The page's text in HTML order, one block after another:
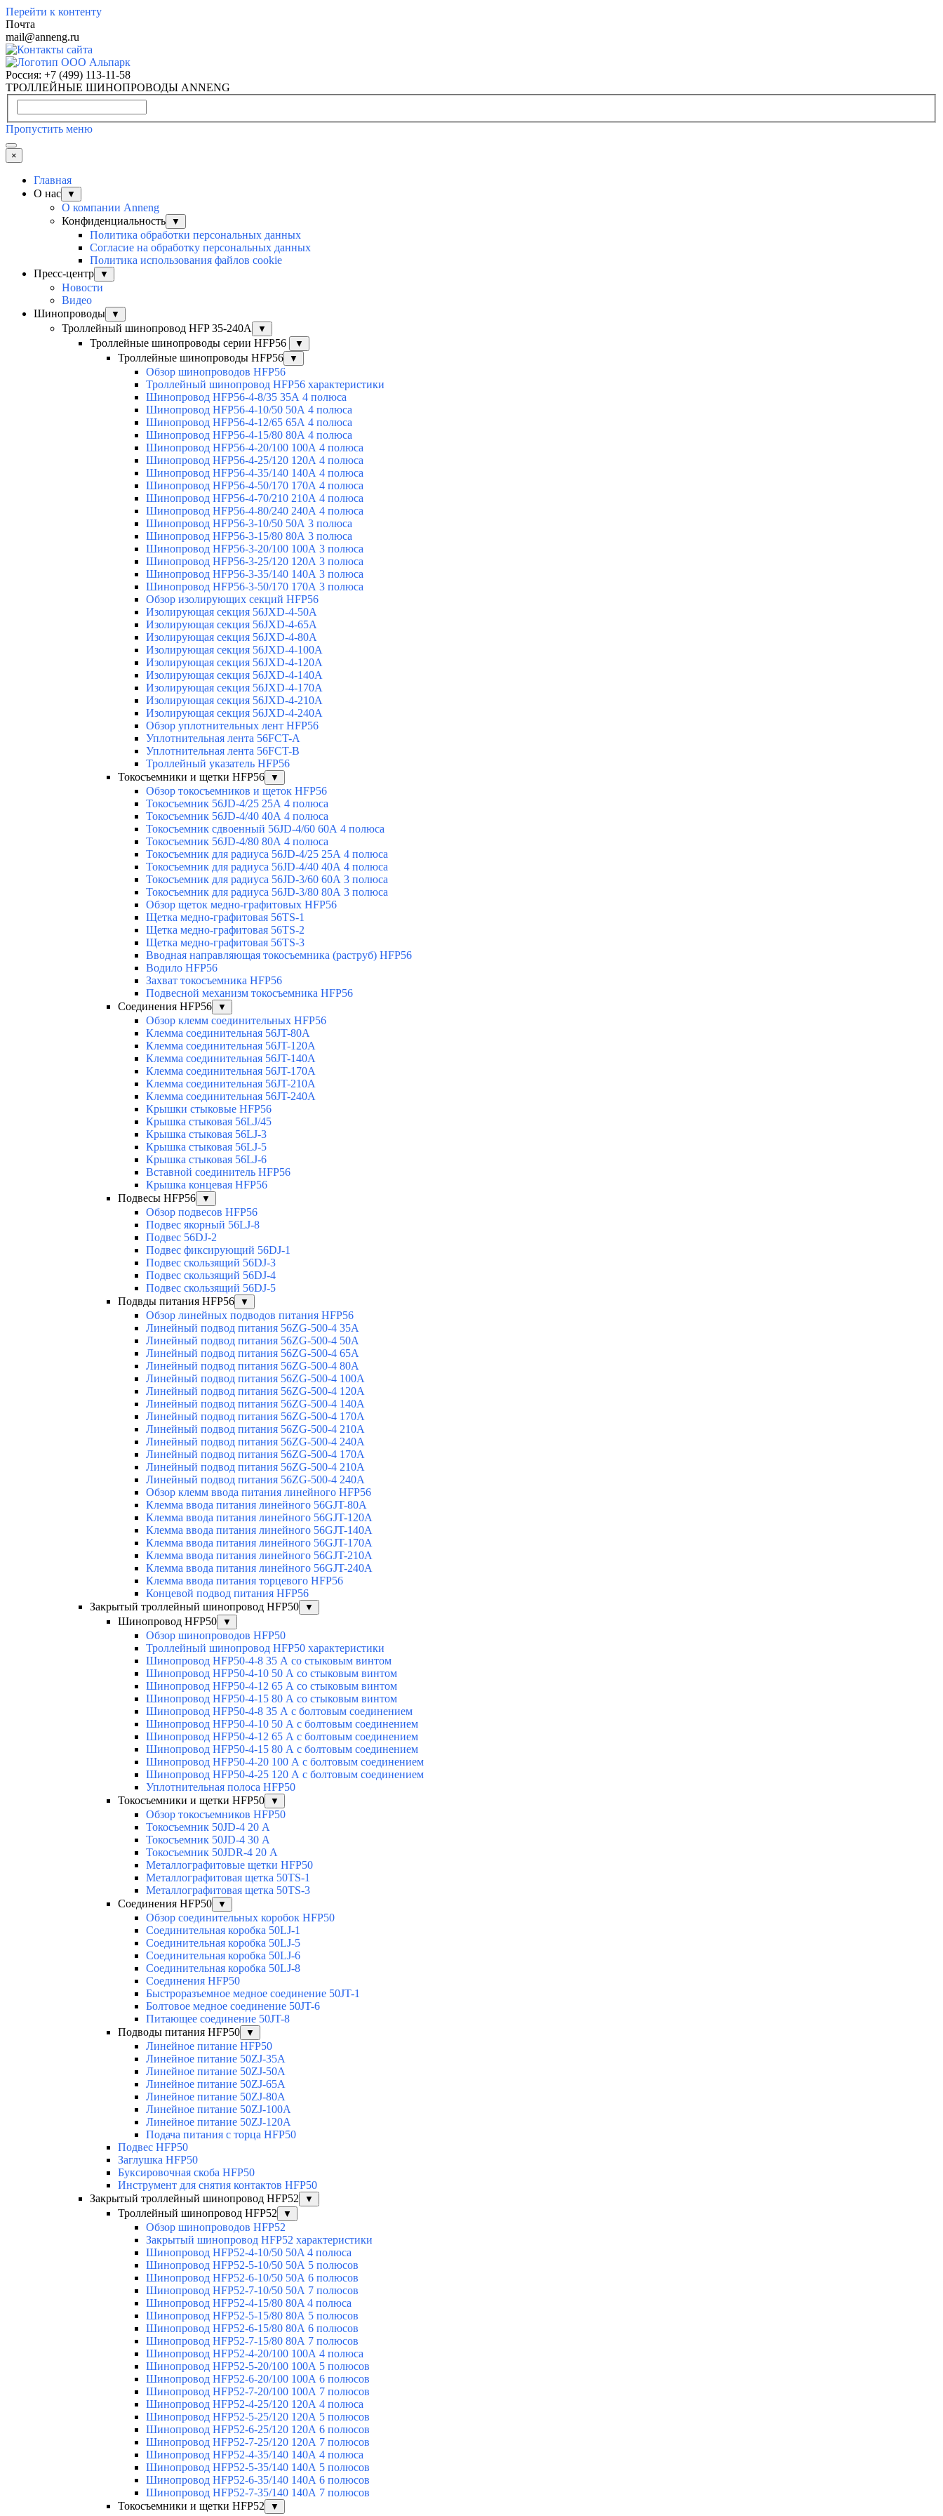
Перейти к контенту
Почта
mail@anneng.ru
Россия: +7 (499) 113-11-58
ТРОЛЛЕЙНЫЕ ШИНОПРОВОДЫ ANNENG
Пропустить меню
×
Главная
О нас
▼
О компании Anneng
Конфиденциальность
▼
Политика обработки персональных данных
Согласие на обработку персональных данных
Политика использования файлов cookie
Пресс-центр
▼
Новости
Видео
Шинопроводы
▼
Троллейный шинопровод HFP 35-240А ▼
Троллейные шинопроводы серии HFP56 ▼
Троллейные шинопроводы HFP56 ▼
Обзор шинопроводов HFP56
Троллейный шинопровод HFP56 характеристики
Шинопровод HFP56-4-8/35 35А 4 полюса
Шинопровод HFP56-4-10/50 50А 4 полюса
Шинопровод HFP56-4-12/65 65А 4 полюса
Шинопровод HFP56-4-15/80 80А 4 полюса
Шинопровод HFP56-4-20/100 100А 4 полюса
Шинопровод HFP56-4-25/120 120А 4 полюса
Шинопровод HFP56-4-35/140 140А 4 полюса
Шинопровод HFP56-4-50/170 170А 4 полюса
Шинопровод HFP56-4-70/210 210А 4 полюса
Шинопровод HFP56-4-80/240 240А 4 полюса
Шинопровод HFP56-3-10/50 50А 3 полюса
Шинопровод HFP56-3-15/80 80А 3 полюса
Шинопровод HFP56-3-20/100 100А 3 полюса
Шинопровод HFP56-3-25/120 120А 3 полюса
Шинопровод HFP56-3-35/140 140А 3 полюса
Шинопровод HFP56-3-50/170 170А 3 полюса
Обзор изолирующих секций HFP56
Изолирующая секция 56JXD-4-50A
Изолирующая секция 56JXD-4-65A
Изолирующая секция 56JXD-4-80A
Изолирующая секция 56JXD-4-100A
Изолирующая секция 56JXD-4-120A
Изолирующая секция 56JXD-4-140A
Изолирующая секция 56JXD-4-170A
Изолирующая секция 56JXD-4-210A
Изолирующая секция 56JXD-4-240A
Обзор уплотнительных лент HFP56
Уплотнительная лента 56FCT-A
Уплотнительная лента 56FCT-B
Троллейный указатель HFP56
Токосъемники и щетки HFP56
▼
Обзор токосъемников и щеток HFP56
Токосъемник 56JD-4/25 25А 4 полюса
Токосъемник 56JD-4/40 40А 4 полюса
Токосъемник сдвоенный 56JD-4/60 60А 4 полюса
Токосъемник 56JD-4/80 80А 4 полюса
Токосъемник для радиуса 56JD-4/25 25А 4 полюса
Токосъемник для радиуса 56JD-4/40 40А 4 полюса
Токосъемник для радиуса 56JD-3/60 60А 3 полюса
Токосъемник для радиуса 56JD-3/80 80А 3 полюса
Обзор щеток медно-графитовых HFP56
Щетка медно-графитовая 56TS-1
Щетка медно-графитовая 56TS-2
Щетка медно-графитовая 56TS-3
Вводная направляющая токосъемника (раструб) HFP56
Водило HFP56
Захват токосъемника HFP56
Подвесной механизм токосъемника HFP56
Соединения HFP56
▼
Обзор клемм соединительных HFP56
Клемма соединительная 56JT-80A
Клемма соединительная 56JT-120A
Клемма соединительная 56JT-140A
Клемма соединительная 56JT-170A
Клемма соединительная 56JT-210A
Клемма соединительная 56JT-240A
Крышки стыковые HFP56
Крышка стыковая 56LJ/45
Крышка стыковая 56LJ-3
Крышка стыковая 56LJ-5
Крышка стыковая 56LJ-6
Вставной соединитель HFP56
Крышка концевая HFP56
Подвесы HFP56
▼
Обзор подвесов HFP56
Подвес якорный 56LJ-8
Подвес 56DJ-2
Подвес фиксирующий 56DJ-1
Подвес скользящий 56DJ-3
Подвес скользящий 56DJ-4
Подвес скользящий 56DJ-5
Подвды питания HFP56
▼
Обзор линейных подводов питания HFP56
Линейный подвод питания 56ZG-500-4 35A
Линейный подвод питания 56ZG-500-4 50A
Линейный подвод питания 56ZG-500-4 65A
Линейный подвод питания 56ZG-500-4 80A
Линейный подвод питания 56ZG-500-4 100A
Линейный подвод питания 56ZG-500-4 120A
Линейный подвод питания 56ZG-500-4 140A
Линейный подвод питания 56ZG-500-4 170A
Линейный подвод питания 56ZG-500-4 210A
Линейный подвод питания 56ZG-500-4 240A
Линейный подвод питания 56ZG-500-4 170A
Линейный подвод питания 56ZG-500-4 210A
Линейный подвод питания 56ZG-500-4 240A
Обзор клемм ввода питания линейного HFP56
Клемма ввода питания линейного 56GJT-80A
Клемма ввода питания линейного 56GJT-120A
Клемма ввода питания линейного 56GJT-140A
Клемма ввода питания линейного 56GJT-170A
Клемма ввода питания линейного 56GJT-210A
Клемма ввода питания линейного 56GJT-240A
Клемма ввода питания торцевого HFP56
Концевой подвод питания HFP56
Закрытый троллейный шинопровод HFP50
▼
Шинопровод HFP50 ▼
Обзор шинопроводов HFP50
Троллейный шинопровод HFP50 характеристики
Шинопровод HFP50-4-8 35 А со стыковым винтом
Шинопровод HFP50-4-10 50 А со стыковым винтом
Шинопровод HFP50-4-12 65 А со стыковым винтом
Шинопровод HFP50-4-15 80 А со стыковым винтом
Шинопровод HFP50-4-8 35 А с болтовым соединением
Шинопровод HFP50-4-10 50 А с болтовым соединением
Шинопровод HFP50-4-12 65 А с болтовым соединением
Шинопровод HFP50-4-15 80 А с болтовым соединением
Шинопровод HFP50-4-20 100 А с болтовым соединением
Шинопровод HFP50-4-25 120 А с болтовым соединением
Уплотнительная полоса HFP50
Токосъемники и щетки HFP50
▼
Обзор токосъемников HFP50
Токосъемник 50JD-4 20 А
Токосъемник 50JD-4 30 А
Токосъемник 50JDR-4 20 А
Металлографитовые щетки HFP50
Металлографитовая щетка 50TS-1
Металлографитовая щетка 50TS-3
Соединения HFP50
▼
Обзор соединительных коробок HFP50
Соединительная коробка 50LJ-1
Соединительная коробка 50LJ-5
Соединительная коробка 50LJ-6
Соединительная коробка 50LJ-8
Соединения HFP50
Быстроразъемное медное соединение 50JT-1
Болтовое медное соединение 50JT-6
Питающее соединение 50JT-8
Подводы питания HFP50
▼
Линейное питание HFP50
Линейное питание 50ZJ-35A
Линейное питание 50ZJ-50A
Линейное питание 50ZJ-65A
Линейное питание 50ZJ-80A
Линейное питание 50ZJ-100A
Линейное питание 50ZJ-120A
Подача питания с торца HFP50
Подвес HFP50
Заглушка HFP50
Буксировочная скоба HFP50
Инструмент для снятия контактов HFP50
Закрытый троллейный шинопровод HFP52
▼
Троллейный шинопровод HFP52 ▼
Обзор шинопроводов HFP52
Закрытый шинопровод HFP52 характеристики
Шинопровод HFP52-4-10/50 50A 4 полюса
Шинопровод HFP52-5-10/50 50А 5 полюсов
Шинопровод HFP52-6-10/50 50А 6 полюсов
Шинопровод HFP52-7-10/50 50А 7 полюсов
Шинопровод HFP52-4-15/80 80A 4 полюса
Шинопровод HFP52-5-15/80 80А 5 полюсов
Шинопровод HFP52-6-15/80 80А 6 полюсов
Шинопровод HFP52-7-15/80 80А 7 полюсов
Шинопровод HFP52-4-20/100 100А 4 полюса
Шинопровод HFP52-5-20/100 100А 5 полюсов
Шинопровод HFP52-6-20/100 100А 6 полюсов
Шинопровод HFP52-7-20/100 100А 7 полюсов
Шинопровод HFP52-4-25/120 120А 4 полюса
Шинопровод HFP52-5-25/120 120А 5 полюсов
Шинопровод HFP52-6-25/120 120А 6 полюсов
Шинопровод HFP52-7-25/120 120А 7 полюсов
Шинопровод HFP52-4-35/140 140А 4 полюса
Шинопровод HFP52-5-35/140 140А 5 полюсов
Шинопровод HFP52-6-35/140 140А 6 полюсов
Шинопровод HFP52-7-35/140 140А 7 полюсов
Токосъемники и щетки HFP52
▼